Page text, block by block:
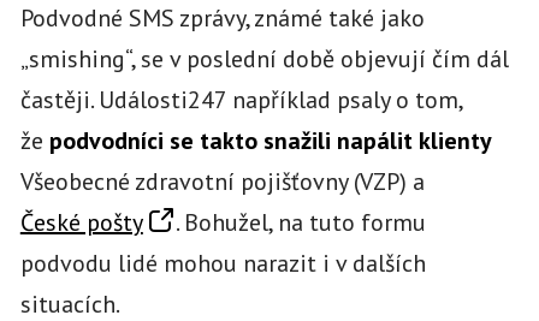
Podvodné SMS zprávy, známé také jako
„smishing“, se v poslední době objevují čím dál
častěji. Události247 například psaly o tom,
že podvodníci se takto snažili napálit klienty
Všeobecné zdravotní pojišťovny (VZP) a
České pošty
. Bohužel, na tuto formu
podvodu lidé mohou narazit i v dalších
situacích.